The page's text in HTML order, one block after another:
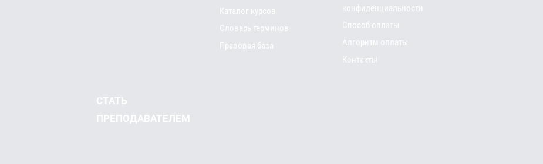
Каталог курсов
Словарь терминов
Правовая база
конфиденциальности
Способ оплаты
Алгоритм оплаты
Контакты
СТАТЬ
ПРЕПОДАВАТЕЛЕМ